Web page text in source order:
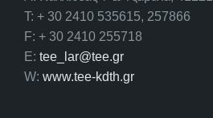
T: + 30 2410 535615, 257866
F: + 30 2410 255718
E: tee_lar@tee.gr
W: www.tee-kdth.gr